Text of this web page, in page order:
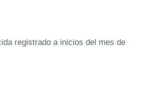
registrado a inicios del mes de